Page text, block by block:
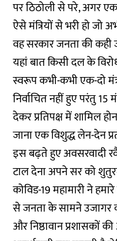
पर ठिठोली से परे, अगर
ऐसे मंत्रियों से भरी हो जो
वह सरकार जनता की कही
यहां बात किसी दल के
स्वरूप कभी-कभी एक-दो
निर्वाचित नहीं हुए परंतु 15
देकर प्रतिपक्ष में शामिल
जाना एक विशुद्ध लेन-देन
इस बढ़ते हुए अवसरवादी
टाल देना अपने सर को
कोविड-19 महामारी ने
से जनता के सामने उजागर
और निष्ठावान प्रशासकों